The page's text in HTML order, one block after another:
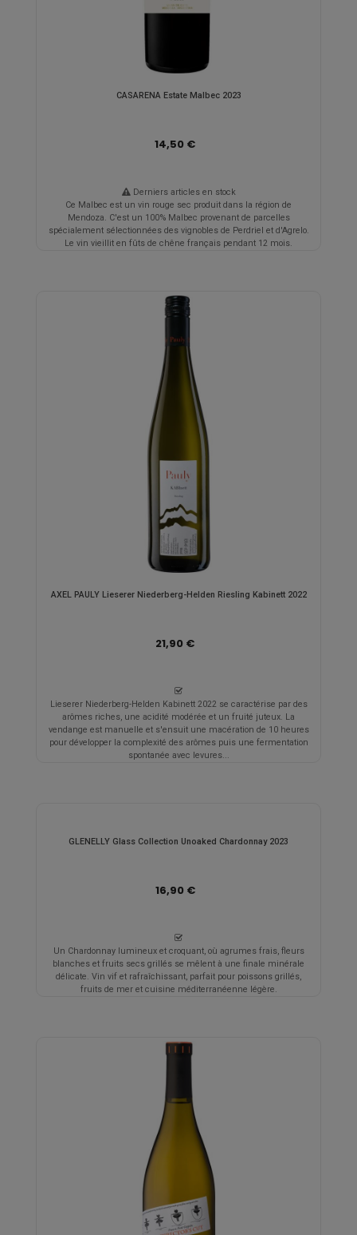
CASARENA Estate Malbec 2023
14,50 €
Derniers articles en stock
Ce Malbec est un vin rouge sec produit dans la région de
Mendoza. C'est un 100% Malbec provenant de parcelles
spécialement sélectionnées des vignobles de Perdriel et d'Agrelo.
Le vin vieillit en fûts de chêne français pendant 12 mois.
AXEL PAULY Lieserer Niederberg-Helden Riesling Kabinett 2022
21,90 €
Lieserer Niederberg-Helden Kabinett 2022 se caractérise par des
arômes riches, une acidité modérée et un fruité juteux. La
vendange est manuelle et s'ensuit une macération de 10 heures
pour développer la complexité des arômes puis une fermentation
spontanée avec levures...
GLENELLY Glass Collection Unoaked Chardonnay 2023
16,90 €
Un Chardonnay lumineux et croquant, où agrumes frais, fleurs
blanches et fruits secs grillés se mêlent à une finale minérale
délicate. Vin vif et rafraîchissant, parfait pour poissons grillés,
fruits de mer et cuisine méditerranéenne légère.